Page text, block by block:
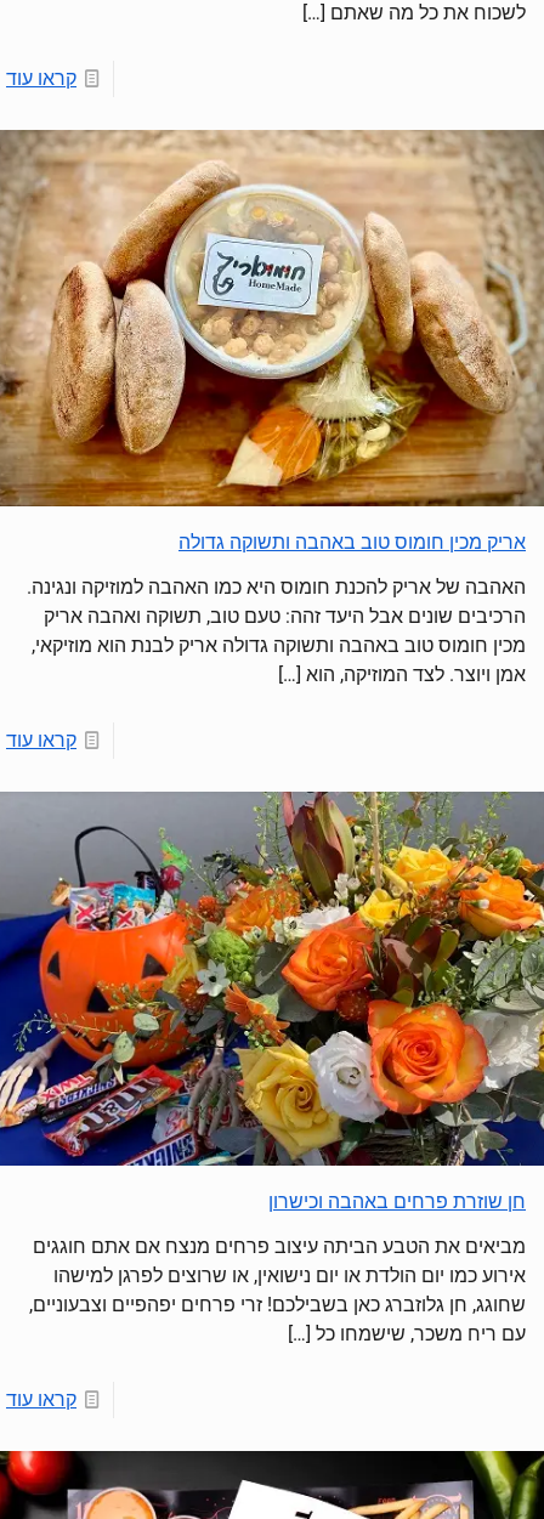
לשכוח את כל מה שאתם […]
קראו עוד
אריק מכין חומוס טוב באהבה ותשוקה גדולה
האהבה של אריק להכנת חומוס היא כמו האהבה למוזיקה ונגינה.
הרכיבים שונים אבל היעד זהה: טעם טוב, תשוקה ואהבה אריק
מכין חומוס טוב באהבה ותשוקה גדולה אריק לבנת הוא מוזיקאי,
אמן ויוצר. לצד המוזיקה, הוא […]
קראו עוד
חן שוזרת פרחים באהבה וכישרון
מביאים את הטבע הביתה עיצוב פרחים מנצח אם אתם חוגגים
אירוע כמו יום הולדת או יום נישואין, או שרוצים לפרגן למישהו
שחוגג, חן גלוזברג כאן בשבילכם! זרי פרחים יפהפיים וצבעוניים,
עם ריח משכר, שישמחו כל […]
קראו עוד